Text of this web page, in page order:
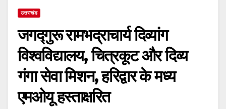
उत्तराखंड
जगद्गुरू रामभद्राचार्य दिव्यांग
विश्वविद्यालय, चित्रकूट और दिव्य
गंगा सेवा मिशन, हरिद्वार के मध्य
एमओयू हस्ताक्षरित